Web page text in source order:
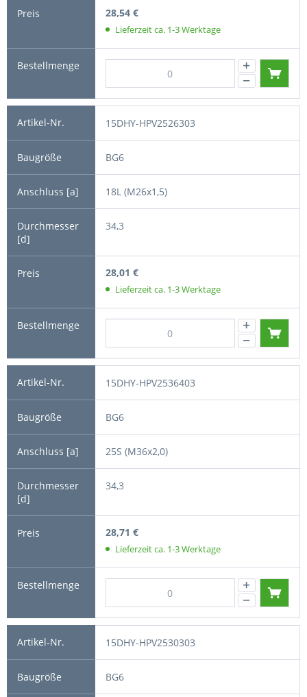
28,54 €
Lieferzeit ca. 1-3 Werktage
15DHY-HPV2526303
BG6
18L (M26x1,5)
34,3
28,01 €
Lieferzeit ca. 1-3 Werktage
15DHY-HPV2536403
BG6
25S (M36x2,0)
34,3
28,71 €
Lieferzeit ca. 1-3 Werktage
15DHY-HPV2530303
BG6